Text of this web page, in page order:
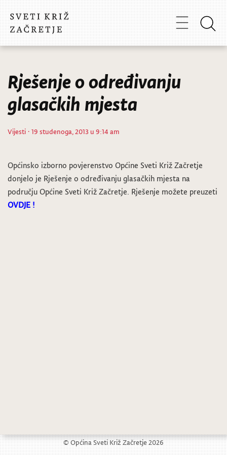
Rješenje o određivanju
glasačkih mjesta
Vijesti · 19 studenoga, 2013 u 9:14 am
Općinsko izborno povjerenstvo Općine Sveti Križ Začretje
donjelo je Rješenje o određivanju glasačkih mjesta na
području Općine Sveti Križ Začretje. Rješenje možete preuzeti
OVDJE !
© Općina Sveti Križ Začretje 2026